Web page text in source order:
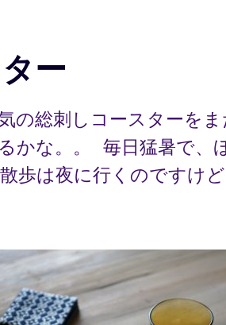
ー
の総刺しコースターを
かな。。 毎日猛暑で、
歩は夜に行くのですけ